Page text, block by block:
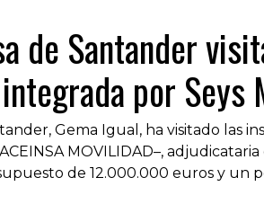
de Santander
por Seys
Gema Igual, ha visitado las
MOVILIDAD–,
de 12.000.000 euros y un